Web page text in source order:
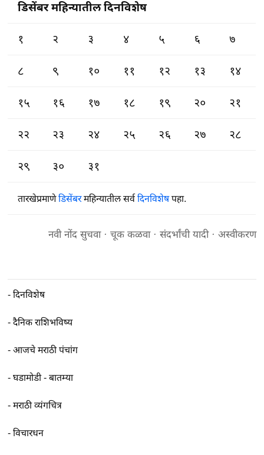
डिसेंबर महिन्यातील दिनविशेष
१ २ ३ ४ ५ ६ ७
८ ९ १० ११ १२ १३ १४
१५ १६ १७ १८ १९ २० २१
२२ २३ २४ २५ २६ २७ २८
२९ ३० ३१
तारखेप्रमाणेडिसेंबरमहिन्यातील सर्वदिनविशेषपहा.
नवी नोंद सुचवा· चूक कळवा· संदर्भांची यादी· अस्वीकरण
-दिनविशेष
-दैनिक राशिभविष्य
-आजचे मराठी पंचांग
-घडामोडी - बातम्या
-मराठी व्यंगचित्र
-विचारधन